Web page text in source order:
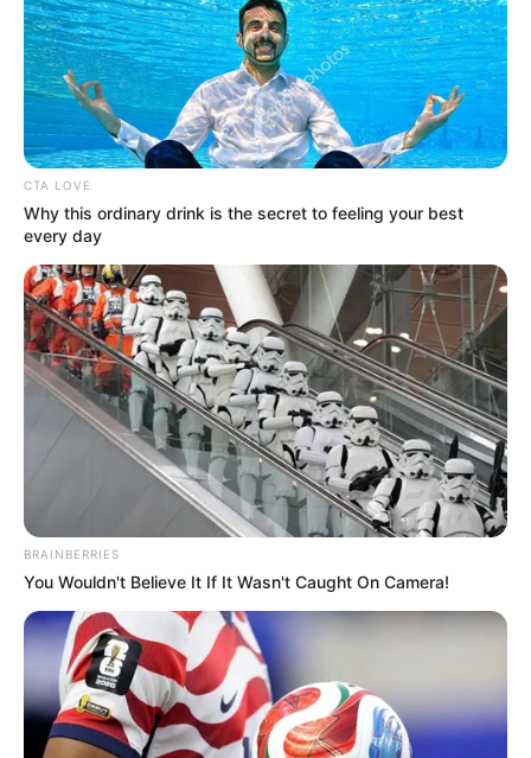
CTA LOVE
Why this ordinary drink is the secret to feeling your best
every day
BRAINBERRIES
You Wouldn't Believe It If It Wasn't Caught On Camera!